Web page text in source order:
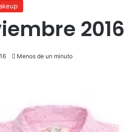
2016
Menos de un minuto